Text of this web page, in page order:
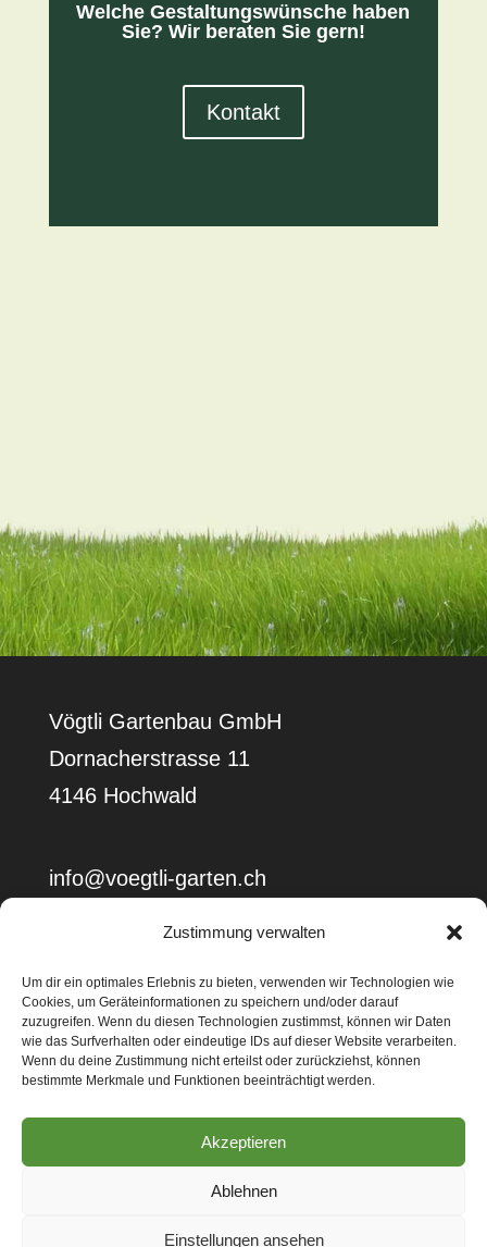
Zustimmung verwalten
Um dir ein optimales Erlebnis zu bieten, verwenden wir Technologien wie
Cookies, um Geräteinformationen zu speichern und/oder darauf
zuzugreifen. Wenn du diesen Technologien zustimmst, können wir Daten
wie das Surfverhalten oder eindeutige IDs auf dieser Website verarbeiten.
Wenn du deine Zustimmung nicht erteilst oder zurückziehst, können
bestimmte Merkmale und Funktionen beeinträchtigt werden.
Akzeptieren
Ablehnen
Einstellungen ansehen
Welche Gestaltungswünsche haben
Sie? Wir beraten Sie gern!
Kontakt
Vögtli Gartenbau GmbH
Dornacherstrasse 11
4146 Hochwald
info@voegtli-garten.ch
Datenschutzerklärung Cookie-Richtlinie (EU)